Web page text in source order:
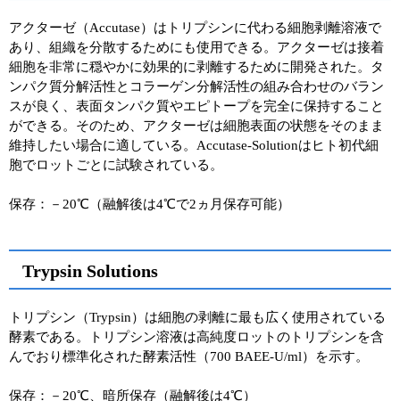
アクターゼ（Accutase）はトリプシンに代わる細胞剥離溶液で
あり、組織を分散するためにも使用できる。アクターゼは接着
細胞を非常に穏やかに効果的に剥離するために開発された。タ
ンパク質分解活性とコラーゲン分解活性の組み合わせのバラン
スが良く、表面タンパク質やエピトープを完全に保持すること
ができる。そのため、アクターゼは細胞表面の状態をそのまま
維持したい場合に適している。Accutase-Solutionはヒト初代細
胞でロットごとに試験されている。
保存：－20℃（融解後は4℃で2ヵ月保存可能）
Trypsin Solutions
トリプシン（Trypsin）は細胞の剥離に最も広く使用されている
酵素である。トリプシン溶液は高純度ロットのトリプシンを含
んでおり標準化された酵素活性（700 BAEE-U/ml）を示す。
保存：－20℃、暗所保存（融解後は4℃）